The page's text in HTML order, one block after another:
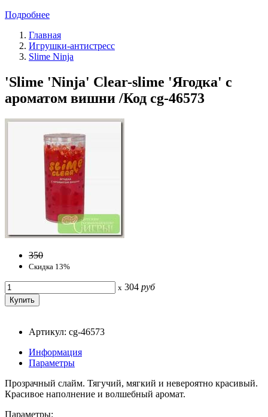
Подробнее
Главная
Игрушки-антистресс
Slime Ninja
'Slime 'Ninja' Clear-slime 'Ягодка' с
ароматом вишни /Код cg-46573
350
Скидка 13%
x 304 руб
Артикул: cg-46573
Информация
Параметры
Прозрачный слайм. Тягучий, мягкий и невероятно красивый.
Красивое наполнение и волшебный аромат.
Параметры: